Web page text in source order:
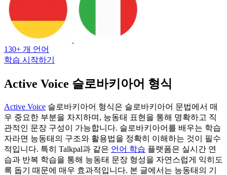
130+ 개 언어
학습 시작하기
Active Voice 슬로바키아어 형식
Active Voice 슬로바키아어 형식은 슬로바키아어 문법에서 매
우 중요한 부분을 차지하며, 능동태 표현을 통해 명확하고 직
관적인 문장 구성이 가능합니다. 슬로바키아어를 배우는 학습
자라면 능동태의 구조와 활용법을 정확히 이해하는 것이 필수
적입니다. 특히 Talkpal과 같은 언어 학습 플랫폼은 실시간 연
습과 반복 학습을 통해 능동태 문장 형성을 자연스럽게 익히도
록 돕기 때문에 매우 효과적입니다. 본 글에서는 능동태의 기